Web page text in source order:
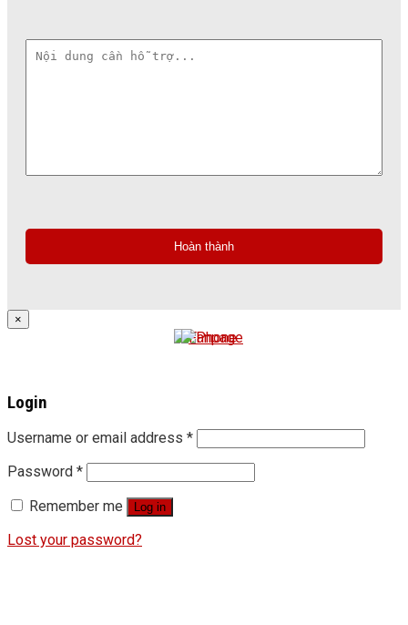
×
Login
Username or email address *
Password *
Remember me
Log in
Lost your password?